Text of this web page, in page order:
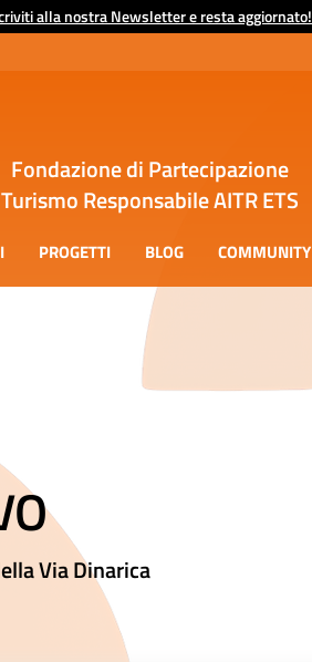
alla nostra Newsletter e resta aggiornato!
Fondazione di Partecipazione
Turismo Responsabile AITR ETS
PROGETTI BLOG COMMUNITY
Via Dinarica